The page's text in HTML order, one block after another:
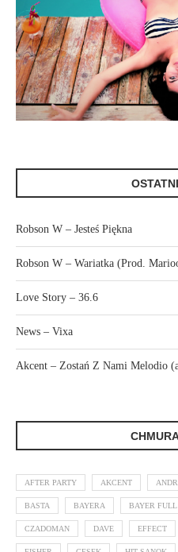
Robson W – Jesteś Piękna
Robson W – Wariatka (Prod.
Love Story – 36.6
News – Vixa
Akcent – Zostań Z Nami Melodio
AFTER PARTY AKCENT
BASTA BAYERA BAYER FULL
CZADOMAN DAVE EFFECT